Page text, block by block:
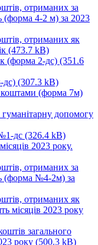
отриманих за
4-2 м) за 2023
отриманих як
(473.7 kB)
(форма 2-дс) (351.6
дс) (307.3 kB)
коштами (форма 7м)
допомогу
дс (326.4 kB)
2023 року.
отриманих за
(форма №4-2м) за
отриманих як
місяців 2023 року
загального
року (500.3 kB)